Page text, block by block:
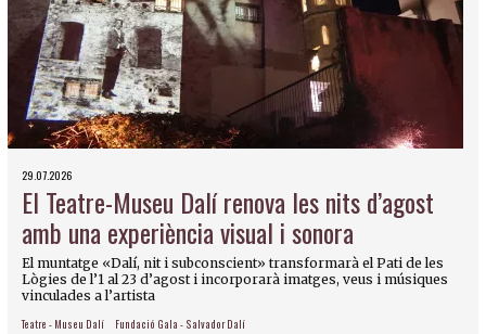
29.07.2026
El Teatre-Museu Dalí renova les nits d’agost
amb una experiència visual i sonora
El muntatge «Dalí, nit i subconscient» transformarà el Pati de les
Lògies de l’1 al 23 d’agost i incorporarà imatges, veus i músiques
vinculades a l’artista
Teatre - Museu Dalí Fundació Gala - Salvador Dalí